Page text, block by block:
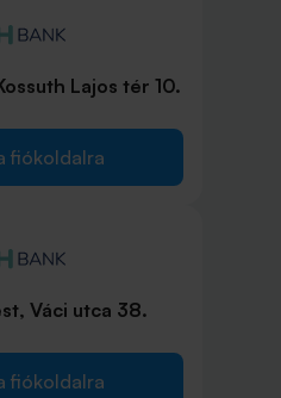
Lajos tér 10.
fiókoldalra
Váci utca 38.
fiókoldalra